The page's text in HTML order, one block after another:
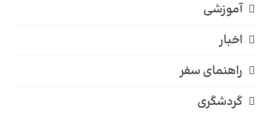
آموزشی
اخبار
راهنمای سفر
گردشگری